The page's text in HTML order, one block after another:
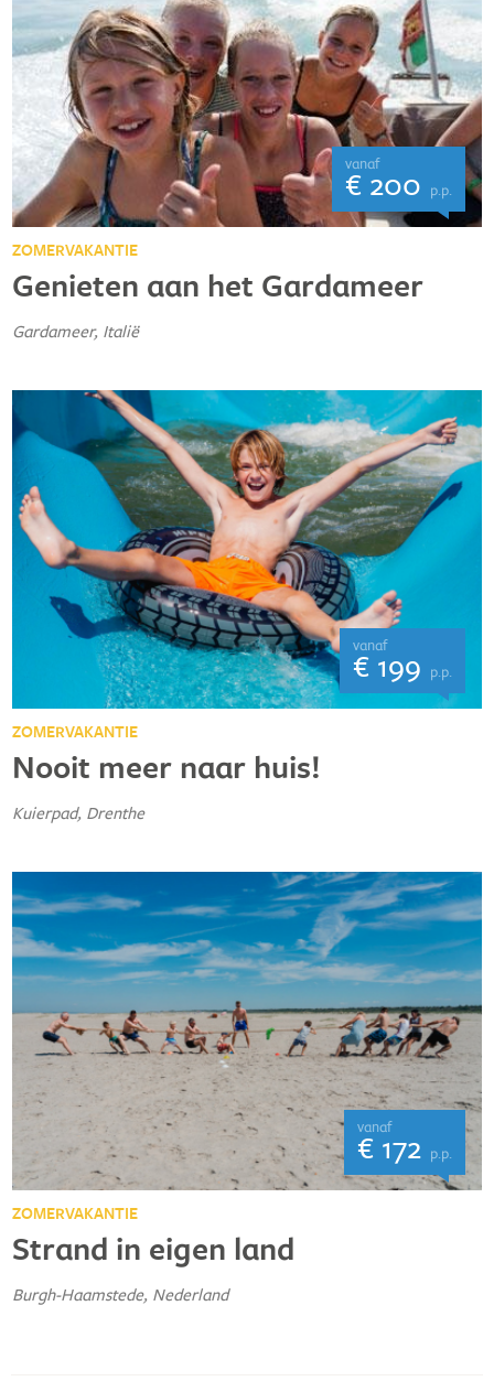
vanaf
€ 200 p.p.
ZOMERVAKANTIE
Genieten aan het Gardameer
Gardameer, Italië
vanaf
€ 199 p.p.
ZOMERVAKANTIE
Nooit meer naar huis!
Kuierpad, Drenthe
vanaf
€ 172 p.p.
ZOMERVAKANTIE
Strand in eigen land
Burgh-Haamstede, Nederland